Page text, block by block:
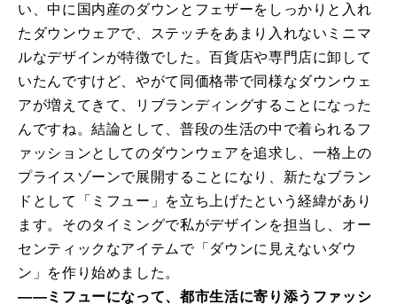
い、中に国内産のダウンとフェザーをしっかりと入れ
たダウンウェアで、ステッチをあまり入れないミニマ
ルなデザインが特徴でした。百貨店や専門店に卸して
いたんですけど、やがて同価格帯で同様なダウンウェ
アが増えてきて、リブランディングすることになった
んですね。結論として、普段の生活の中で着られるフ
ァッションとしてのダウンウェアを追求し、一格上の
プライスゾーンで展開することになり、新たなブラン
ドとして「ミフュー」を立ち上げたという経緯があり
ます。そのタイミングで私がデザインを担当し、オー
センティックなアイテムで「ダウンに見えないダウ
ン」を作り始めました。
――ミフューになって、都市生活に寄り添うファッシ